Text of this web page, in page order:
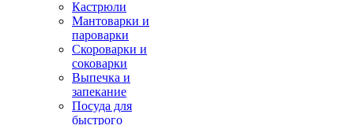
Кастрюли
Мантоварки и
пароварки
Скороварки и
соковарки
Выпечка и
запекание
Посуда для
быстрого